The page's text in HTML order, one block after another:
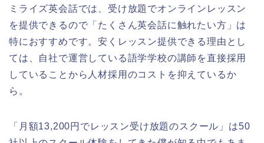
ミライズ英会話では、受け放題でオンラインレッスン
を提供できるので「たくさん英会話に触れたい方」は
特におすすめです。安くレッスン提供できる理由とし
ては、自社で運営している語学学校の講師を直接採用
していることから人材採用のコストを抑えているか
ら。
「月額13,200円でレッスン受け放題のスクール」は50